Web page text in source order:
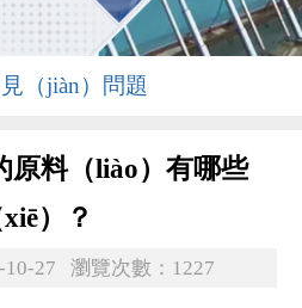
（jiàn）問題
原料（liào）有哪些
xiē）？
27 瀏覽次數：1227